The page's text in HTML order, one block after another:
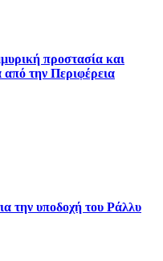
προστασία και
από την Περιφέρεια
την υποδοχή του Ράλλυ